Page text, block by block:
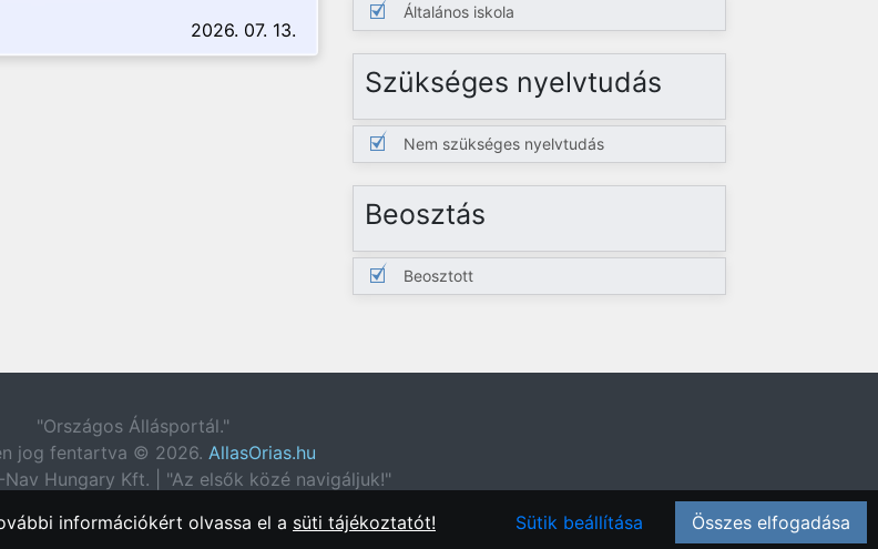
2026. 07. 13.
Általános iskola
Szükséges nyelvtudás
Nem szükséges nyelvtudás
Beosztás
Beosztott
"Országos Állásportál."
jog fentartva © 2026. AllasOrias.hu
Hungary Kft. | "Az elsők közé navigáljuk!"
információkért olvassa el a süti tájékoztatót! Sütik beállítása Összes elfogadása